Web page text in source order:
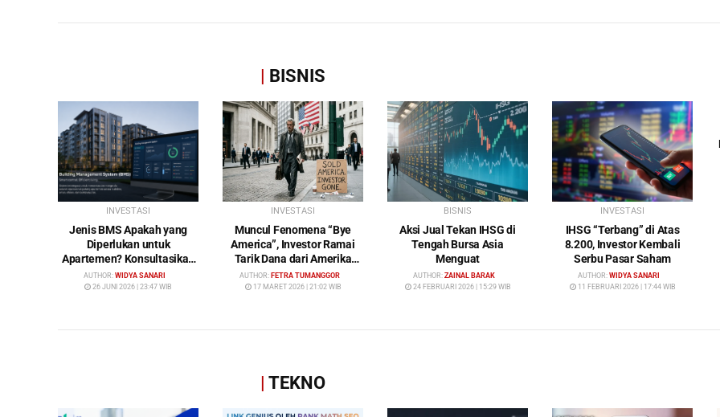
| BISNIS
INVESTASI
Jenis BMS Apakah yang
Diperlukan untuk
Apartemen? Konsultasikan
Keperluan Anda Bersama
Bybamms!
AUTHOR: WIDYA SANARI
26 JUNI 2026 | 23:47 WIB
INVESTASI
Muncul Fenomena “Bye
America”, Investor Ramai
Tarik Dana dari Amerika
Serikat: Wall Street Mulai
Ditinggalkan
AUTHOR: FETRA TUMANGGOR
17 MARET 2026 | 21:02 WIB
BISNIS
Aksi Jual Tekan IHSG di
Tengah Bursa Asia
Menguat
AUTHOR: ZAINAL BARAK
24 FEBRUARI 2026 | 15:29 WIB
INVESTASI
IHSG “Terbang” di Atas
8.200, Investor Kembali
Serbu Pasar Saham
AUTHOR: WIDYA SANARI
11 FEBRUARI 2026 | 17:44 WIB
| TEKNO